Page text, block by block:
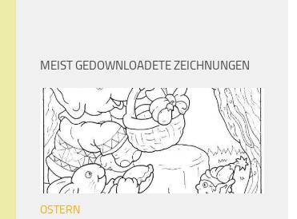
MEIST GEDOWNLOADETE ZEICHNUNGEN
OSTERN